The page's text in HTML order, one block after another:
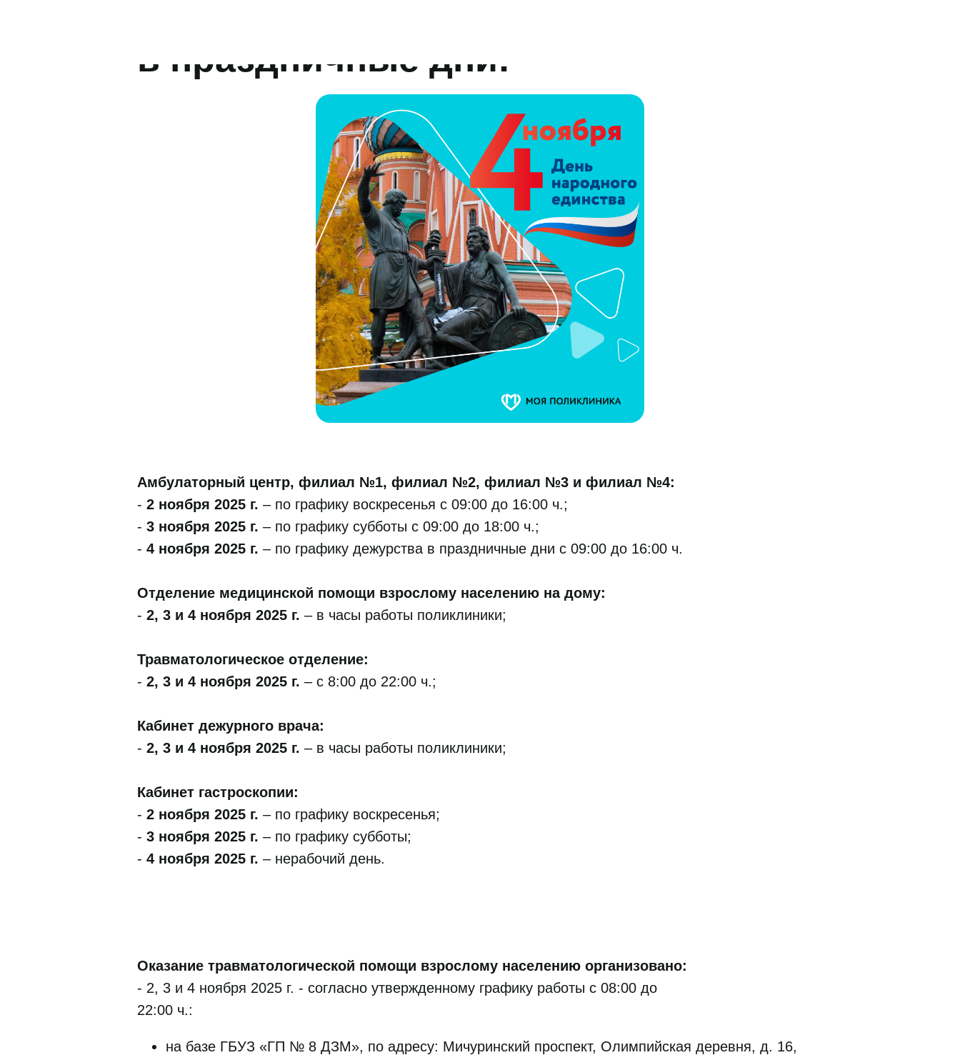
в праздничные дни!
Амбулаторный центр, филиал №1, филиал №2, филиал №3 и филиал №4:
- 2 ноября 2025 г. – по графику воскресенья с 09:00 до 16:00 ч.;
- 3 ноября 2025 г. – по графику субботы с 09:00 до 18:00 ч.;
- 4 ноября 2025 г. – по графику дежурства в праздничные дни с 09:00 до 16:00 ч.
Отделение медицинской помощи взрослому населению на дому:
- 2, 3 и 4 ноября 2025 г. – в часы работы поликлиники;
Травматологическое отделение:
- 2, 3 и 4 ноября 2025 г. – с 8:00 до 22:00 ч.;
Кабинет дежурного врача:
- 2, 3 и 4 ноября 2025 г. – в часы работы поликлиники;
Кабинет гастроскопии:
- 2 ноября 2025 г. – по графику воскресенья;
- 3 ноября 2025 г. – по графику субботы;
- 4 ноября 2025 г. – нерабочий день.
Оказание травматологической помощи взрослому населению организовано:
- 2, 3 и 4 ноября 2025 г. - согласно утвержденному графику работы с 08:00 до
22:00 ч.:
на базе ГБУЗ «ГП № 8 ДЗМ», по адресу: Мичуринский проспект, Олимпийская деревня, д. 16,